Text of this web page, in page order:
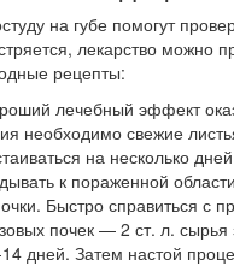
на губе помогут
лекарство можно
рецепты:
лечебный эффект
необходимо свежие
на несколько
к пораженной
Быстро справиться с
почек — 2 ст. л.
дней. Затем настой